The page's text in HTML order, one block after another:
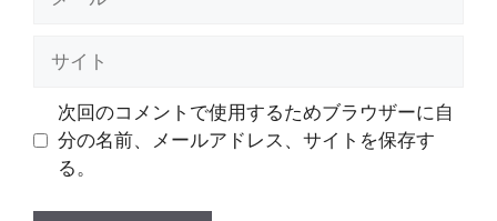
次回のコメントで使用するためブラウザーに自
分の名前、メールアドレス、サイトを保存す
る。